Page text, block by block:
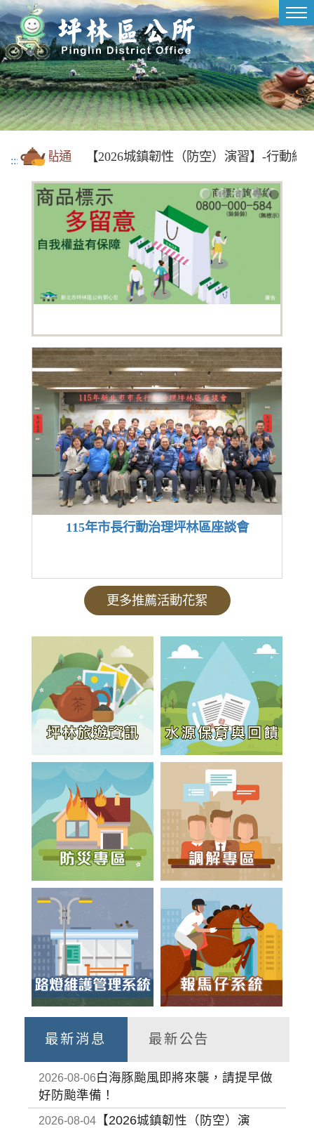
進入內容區塊
:::
訊 E 點通【2026城鎮韌性（防空）演習】-行動網路
1 2 3 4 5
115年市長行動治理坪林區座談會
更多推薦活動花絮
最新消息 最新公告
2026-08-06白海豚颱風即將來襲，請提早做
好防颱準備！
2026-08-04 【2026城鎮韌性（防空）演